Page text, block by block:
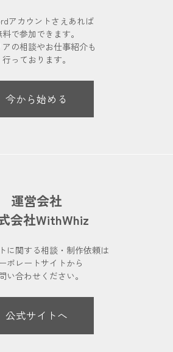
アカウントさえあれば
料で参加できます。
アの相談やお仕事紹介も
行っております。
今から始める
運営会社
会社WithWhiz
に関する相談・制作依頼は
ポレートサイトから
い合わせください。
公式サイトへ